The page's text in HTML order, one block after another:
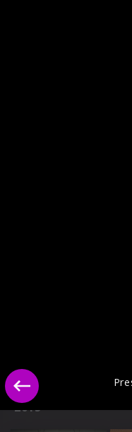
Pressefotos, "How
2015